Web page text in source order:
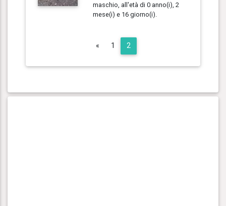
maschio, all'età di 0 anno(i), 2
mese(i) e 16 giorno(i).
«Previous
1 2